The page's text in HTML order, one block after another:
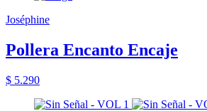
Joséphine
Pollera Encanto Encaje
$ 5.290